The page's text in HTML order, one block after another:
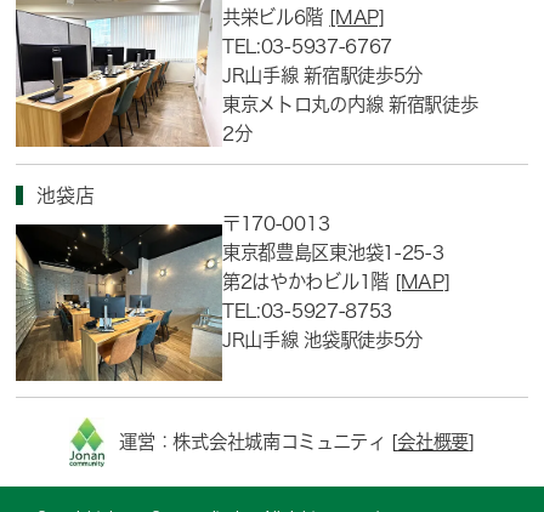
共栄ビル6階 [MAP]
TEL:03-5937-6767
JR山手線 新宿駅徒歩5分
東京メトロ丸の内線 新宿駅徒歩
2分
池袋店
〒170-0013
東京都豊島区東池袋1-25-3
第2はやかわビル1階 [MAP]
TEL:03-5927-8753
JR山手線 池袋駅徒歩5分
運営：株式会社城南コミュニティ [会社概要]